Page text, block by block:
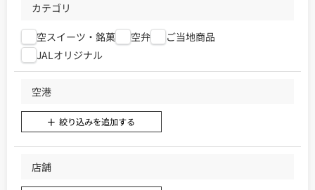
カテゴリ
空スイーツ・銘菓 空弁
ご当地商品
JALオリジナル
空港
絞り込みを追加する
店舗